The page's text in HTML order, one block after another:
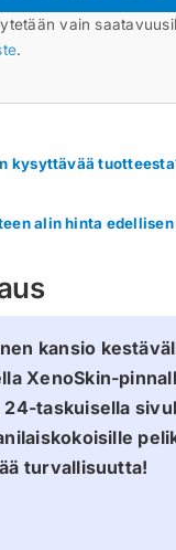
vain
.
kysyttävää
alin hinta
kansio
XenoSkin-
taskuisella
turvallisuutta!